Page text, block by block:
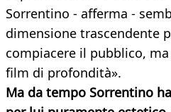
Sorrentino - afferma -
dimensione trascendente
compiacere il pubblico,
film di profondità».
Ma da tempo Sorrentino